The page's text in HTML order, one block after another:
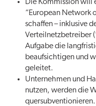
Die Kommission will
“European Network
schaffen – inklusive
Verteilnetzbetreiber
Aufgabe die
beaufsichtigen und
geleitet.
Unternehmen und
nutzen, werden die